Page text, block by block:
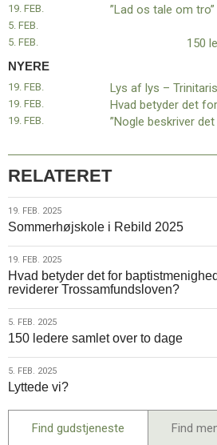
11.0:
Kalender
12.0:
Inspiration
13.0:
Værktøjskassen
14.0:
Mission
15.0:
BaptistKirken
16.0:
Kontakt
indlæg:
Lys
af
lys
Trinitarisk
tidlig
indlæg:
”Lad
tale
om
kampagnen
19. FEB.
5. FEB.
5. FEB. 150
NYERE
19. FEB.
19. FEB.
19. FEB.
RELATERET
19.
feb.
2025
19. FEB. 2025
Sommerhøjskole i Rebild 2025
19.
feb.
2025
19. FEB. 2025
Hvad betyder det for
reviderer Trossamfundsloven?
5.
feb.
2025
5. FEB. 2025
150 ledere samlet over to dage
5.
feb.
2025
5. FEB. 2025
Lyttede vi?
Find gudstjeneste Find